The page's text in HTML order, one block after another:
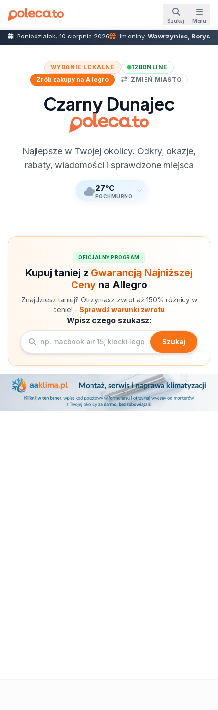
Szukaj Menu
Poniedziałek, 10 sierpnia 2026 Imieniny: Wawrzyniec, Borys
WYDANIE LOKALNE 128ONLINE
Zrób zakupy na Allegro
ZMIEŃ MIASTO
Czarny Dunajec
Najlepsze w Twojej okolicy. Odkryj okazje,
rabaty, wiadomości i sprawdzone miejsca
27°C
POCHMURNO
OFICJALNY PROGRAM
Kupuj taniej z Gwarancją Najniższej
Cenyna Allegro
Znajdziesz taniej? Otrzymasz zwrot aż 150% różnicy w
cenie! - Sprawdź warunki zwrotu
Wpisz czego szukasz:
Szukaj